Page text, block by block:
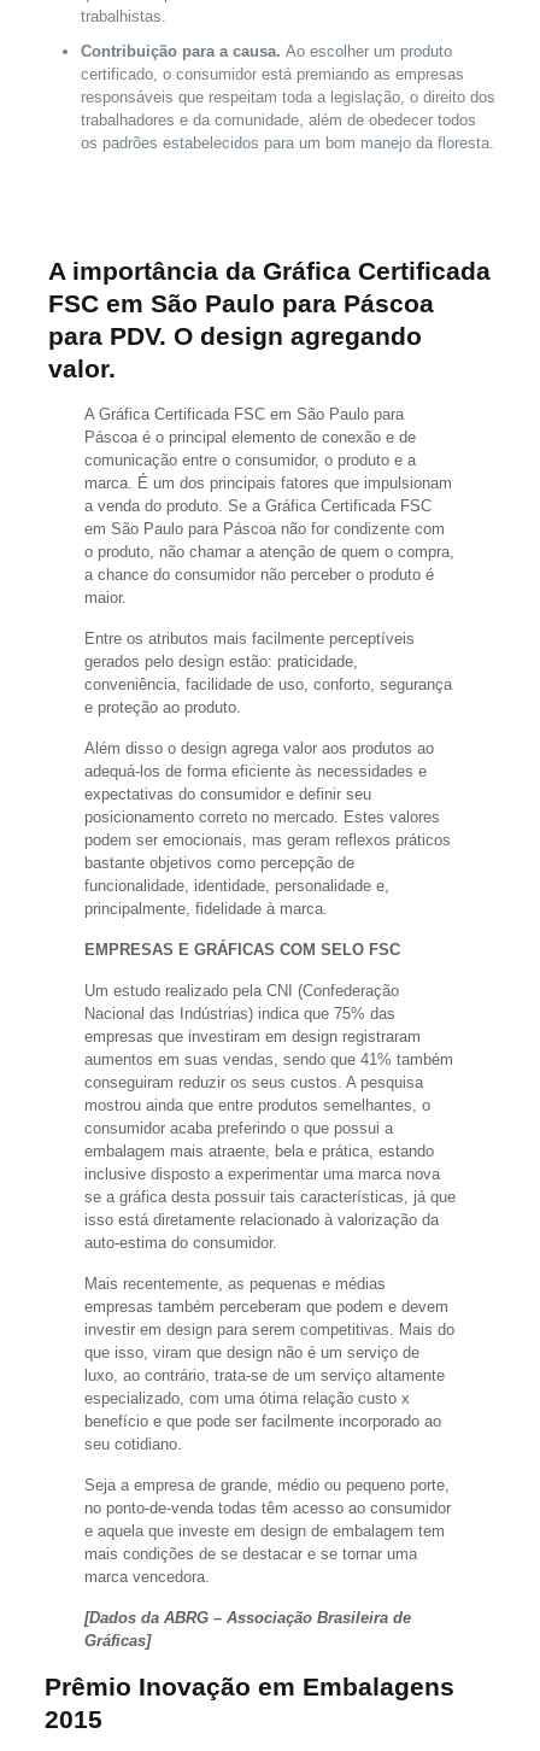
trabalhistas.
Contribuição para a causa. Ao escolher um produto
certificado, o consumidor está premiando as empresas
responsáveis que respeitam toda a legislação, o direito dos
trabalhadores e da comunidade, além de obedecer todos
os padrões estabelecidos para um bom manejo da floresta.
A importância da Gráfica Certificada
FSC em São Paulo para Páscoa
para PDV. O design agregando
valor.
A Gráfica Certificada FSC em São Paulo para
Páscoa é o principal elemento de conexão e de
comunicação entre o consumidor, o produto e a
marca. É um dos principais fatores que impulsionam
a venda do produto. Se a Gráfica Certificada FSC
em São Paulo para Páscoa não for condizente com
o produto, não chamar a atenção de quem o compra,
a chance do consumidor não perceber o produto é
maior.
Entre os atributos mais facilmente perceptíveis
gerados pelo design estão: praticidade,
conveniência, facilidade de uso, conforto, segurança
e proteção ao produto.
Além disso o design agrega valor aos produtos ao
adequá-los de forma eficiente às necessidades e
expectativas do consumidor e definir seu
posicionamento correto no mercado. Estes valores
podem ser emocionais, mas geram reflexos práticos
bastante objetivos como percepção de
funcionalidade, identidade, personalidade e,
principalmente, fidelidade à marca.
EMPRESAS E GRÁFICAS COM SELO FSC
Um estudo realizado pela CNI (Confederação
Nacional das Indústrias) indica que 75% das
empresas que investiram em design registraram
aumentos em suas vendas, sendo que 41% também
conseguiram reduzir os seus custos. A pesquisa
mostrou ainda que entre produtos semelhantes, o
consumidor acaba preferindo o que possui a
embalagem mais atraente, bela e prática, estando
inclusive disposto a experimentar uma marca nova
se a gráfica desta possuir tais características, já que
isso está diretamente relacionado à valorização da
auto-estima do consumidor.
Mais recentemente, as pequenas e médias
empresas também perceberam que podem e devem
investir em design para serem competitivas. Mais do
que isso, viram que design não é um serviço de
luxo, ao contrário, trata-se de um serviço altamente
especializado, com uma ótima relação custo x
benefício e que pode ser facilmente incorporado ao
seu cotidiano.
Seja a empresa de grande, médio ou pequeno porte,
no ponto-de-venda todas têm acesso ao consumidor
e aquela que investe em design de embalagem tem
mais condições de se destacar e se tornar uma
marca vencedora.
[Dados da ABRG – Associação Brasileira de
Gráficas]
Prêmio Inovação em Embalagens
2015